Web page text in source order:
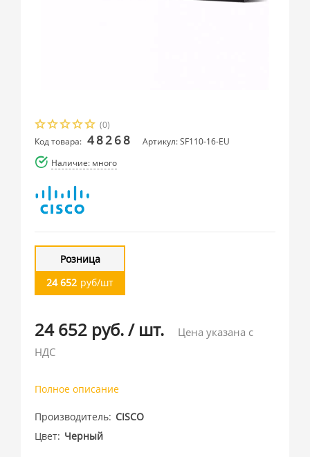
(0)
Код товара: 48268
Артикул: SF110-16-EU
Наличие: много
Розница
24 652 руб/шт
24 652 руб./ шт.
Цена указана с
НДС
Полное описание
Производитель CISCO
Цвет Черный